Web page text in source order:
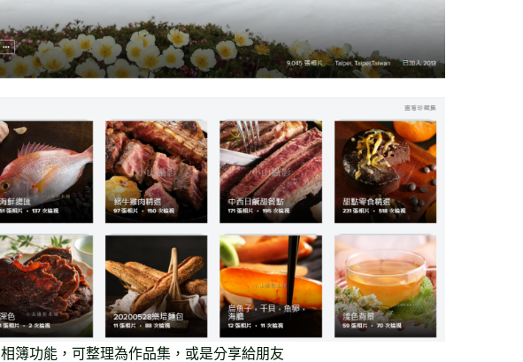
相簿功能，可整理為作品集，或是分享給朋友